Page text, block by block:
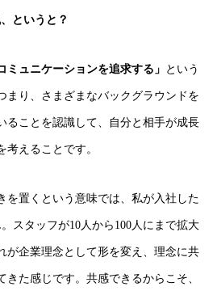
というと？
ミュニケーションを追求する」 という
まり、さまざまなバックグラウンドを
ることを認識して、自分と相手が成長
えることです。
を置くという意味では、私が入社した
スタッフが10人から100人にまで拡大
が企業理念として形を変え、理念に共
た感じです。共感できるからこそ、